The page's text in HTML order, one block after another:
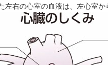
左右の心室の血液は、左心室